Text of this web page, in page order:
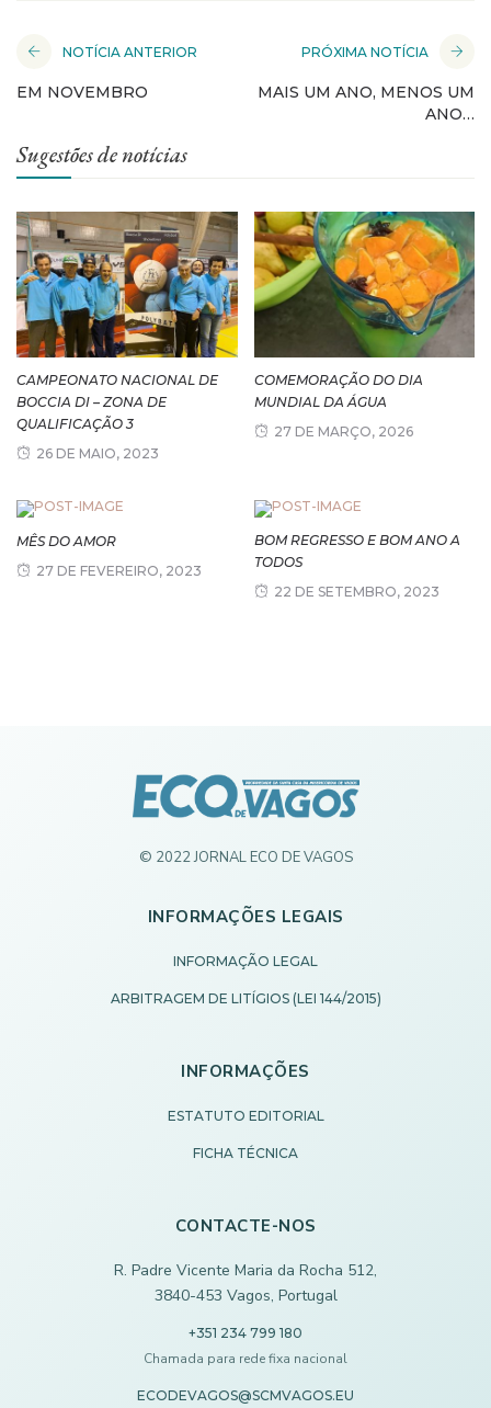
NOTÍCIA ANTERIOR
EM NOVEMBRO
PRÓXIMA NOTÍCIA
MAIS UM ANO, MENOS UM
ANO…
Sugestões de notícias
CAMPEONATO NACIONAL DE
BOCCIA DI – ZONA DE
QUALIFICAÇÃO 3
26 DE MAIO, 2023
COMEMORAÇÃO DO DIA
MUNDIAL DA ÁGUA
27 DE MARÇO, 2026
MÊS DO AMOR
27 DE FEVEREIRO, 2023
BOM REGRESSO E BOM ANO A
TODOS
22 DE SETEMBRO, 2023
© 2022 JORNAL ECO DE VAGOS
INFORMAÇÕES LEGAIS
INFORMAÇÃO LEGAL
ARBITRAGEM DE LITÍGIOS (LEI 144/2015)
INFORMAÇÕES
ESTATUTO EDITORIAL
FICHA TÉCNICA
CONTACTE-NOS
R. Padre Vicente Maria da Rocha 512,
3840-453 Vagos, Portugal
+351 234 799 180
Chamada para rede fixa nacional
ECODEVAGOS@SCMVAGOS.EU